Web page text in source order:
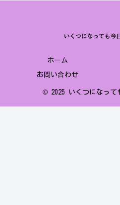
ホーム
お問い合わせ
© 2025 いくつになって